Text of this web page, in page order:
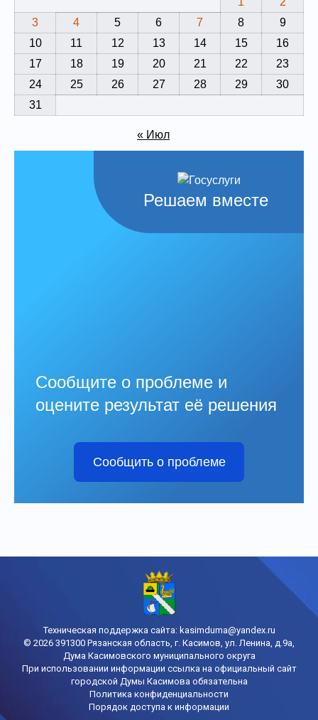
3
4 5 6 7 8
9
10
11 12 13 14 15
16
17
18 19 20 21 22
23
24
25 26 27 28 29
30
31
« Июл
Решаем вместе
Сообщите о проблеме и
оцените результат её решения
Сообщить о проблеме
Техническая поддержка сайта: kasimduma@yandex.ru
© 2026 391300 Рязанская область, г. Касимов, ул. Ленина, д.9а,
Дума Касимовского муниципального округа
При использовании информации ссылка на официальный сайт
городской Думы Касимова обязательна
Политика конфиденциальности
Порядок доступа к информации